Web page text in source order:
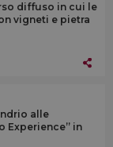
diffuso in cui le
vigneti e pietra
alle
Experience” in